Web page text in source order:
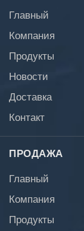
Главный
Компания
Продукты
Новости
Доставка
Контакт
ПРОДАЖА
Главный
Компания
Продукты